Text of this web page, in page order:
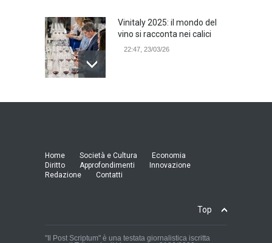
Vinitaly 2025: il mondo del
vino si racconta nei calici
22:47, 23/03/26
Model Expo Italy 2025 a
21:25, 04/03/26
Verona Domani, aumenta il
Home Società e Cultura
Economia
Diritto
Approfondimenti
Innovazione
Redazione
Contatti
Top
"Il Post Scriptum" è una testata giornalistica iscritta